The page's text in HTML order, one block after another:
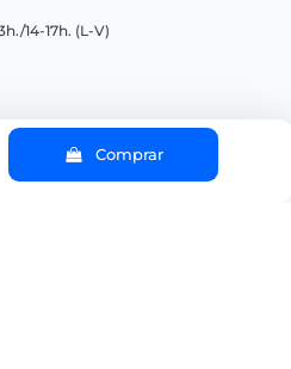
Comprar
14-17h. (L-V)
|
Aviso legal y
|